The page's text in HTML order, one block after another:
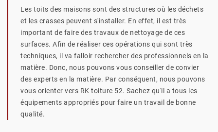
Les toits des maisons sont des structures où les déchets
et les crasses peuvent s'installer. En effet, il est très
important de faire des travaux de nettoyage de ces
surfaces. Afin de réaliser ces opérations qui sont très
techniques, il va falloir rechercher des professionnels en la
matière. Donc, nous pouvons vous conseiller de convier
des experts en la matière. Par conséquent, nous pouvons
vous orienter vers RK toiture 52. Sachez qu'il a tous les
équipements appropriés pour faire un travail de bonne
qualité.